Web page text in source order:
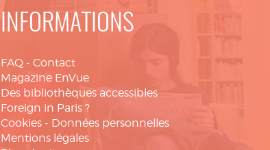
INFORMATIONS
FAQ - Contact
Magazine EnVue
Des bibliothèques accessibles
Foreign in Paris ?
Cookies - Données personnelles
Mentions légales